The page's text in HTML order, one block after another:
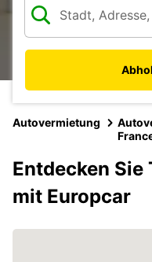
Autovermietung
Entdecken
mit Europcar